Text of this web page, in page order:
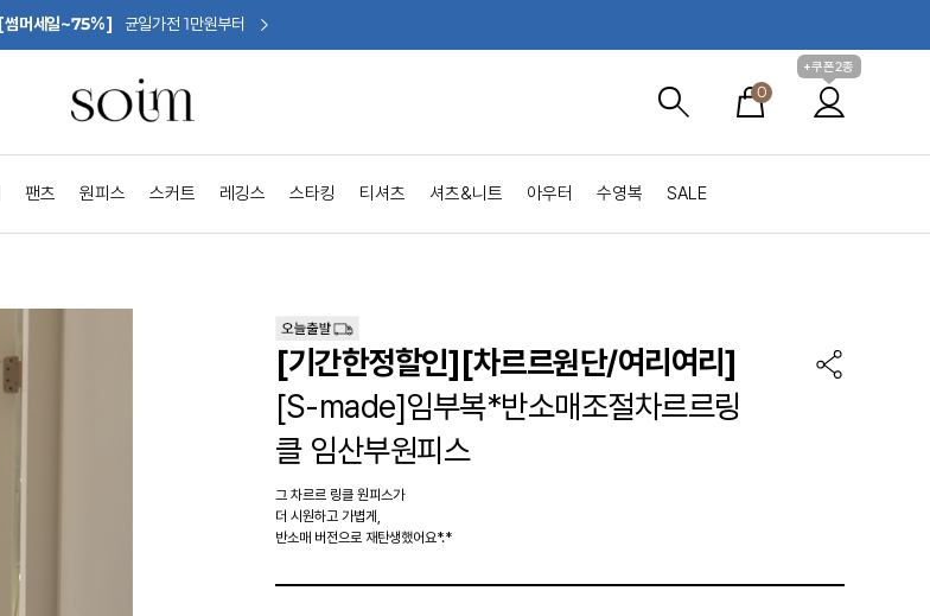
[썸머세일~75%] 균일가전 1만원부터
0
+쿠폰2종
팬츠 원피스 스커트 레깅스 스타킹 티셔츠 셔츠&니트 아우터 수영복 SALE
[기간한정할인][차르르원단/여리여리]
[S-made]임부복*반소매조절차르르링
클 임산부원피스
그 차르르 링클 원피스가
더 시원하고 가볍게,
반소매 버전으로 재탄생했어요*.*